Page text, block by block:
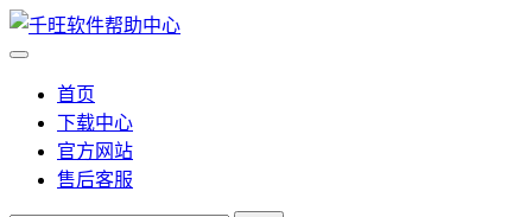
首页
下载中心
官方网站
售后客服